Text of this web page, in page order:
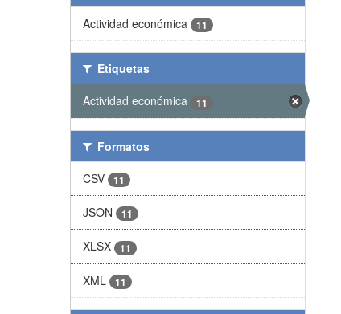
Actividad económica
11
Etiquetas
Actividad económica
11
Formatos
CSV
11
JSON 11
XLSX 11
XML 11